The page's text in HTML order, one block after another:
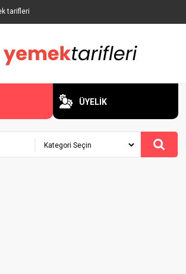
tarifleri
ÜYELİK